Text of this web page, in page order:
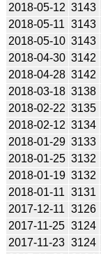
2018-05-12 3143
2018-05-11 3143
2018-05-10 3143
2018-04-30 3142
2018-04-28 3142
2018-03-18 3138
2018-02-22 3135
2018-02-12 3134
2018-01-29 3133
2018-01-25 3132
2018-01-19 3132
2018-01-11 3131
2017-12-11 3126
2017-11-25 3124
2017-11-23 3124